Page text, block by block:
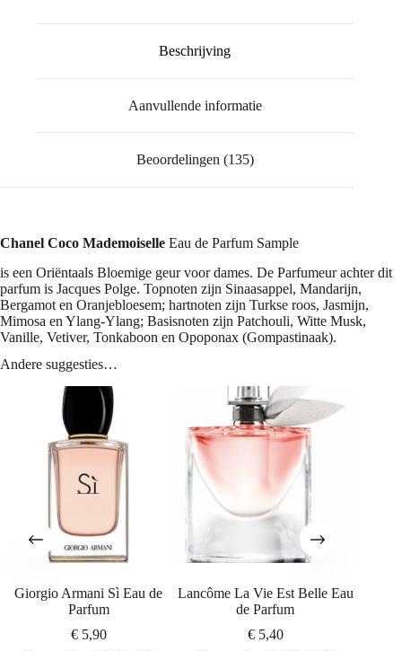
Beschrijving
Aanvullende informatie
Beoordelingen (135)
Chanel Coco Mademoiselle Eau de Parfum Sample
is een Oriëntaals Bloemige geur voor dames. De Parfumeur achter dit
parfum is Jacques Polge. Topnoten zijn Sinaasappel, Mandarijn,
Bergamot en Oranjebloesem; hartnoten zijn Turkse roos, Jasmijn,
Mimosa en Ylang-Ylang; Basisnoten zijn Patchouli, Witte Musk,
Vanille, Vetiver, Tonkaboon en Opoponax (Gompastinaak).
Andere suggesties…
Giorgio Armani Sì Eau de
Parfum
€5,90
Lancôme La Vie Est Belle Eau
de Parfum
€5,40